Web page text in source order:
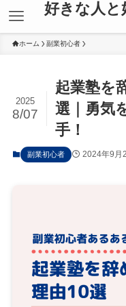
好きな人と
ホーム 副業初心者
起業塾を
選｜勇気
手！
2025
8/07
副業初心者 2024年9月